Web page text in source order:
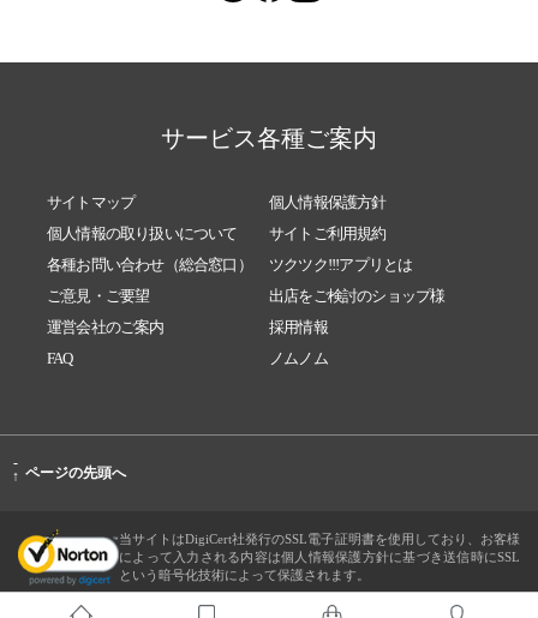
サービス各種ご案内
サイトマップ
個人情報保護方針
個人情報の取り扱いについて
サイトご利用規約
各種お問い合わせ（総合窓口）
ツクツク!!!アプリとは
ご意見・ご要望
出店をご検討のショップ様
運営会社のご案内
採用情報
FAQ
ノムノム
-
↑ ページの先頭へ
当サイトはDigiCert社発行のSSL電子証明書を使用しており、お客様
によって入力される内容は個人情報保護方針に基づき送信時にSSL
という暗号化技術によって保護されます。